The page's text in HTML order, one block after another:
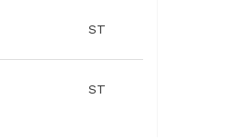
ST
ST